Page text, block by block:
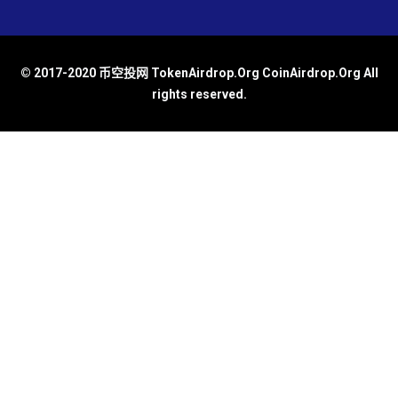
© 2017-2020 币空投网 TokenAirdrop.Org CoinAirdrop.Org All
rights reserved.